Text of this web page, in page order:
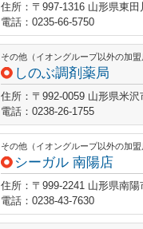
住所：〒997-1316 山形県東
電話：0235-66-5750
その他（イオングループ以外の加盟
しのぶ調剤薬局
住所：〒992-0059 山形県米沢
電話：0238-26-1755
その他（イオングループ以外の加盟
シーガル 南陽店
住所：〒999-2241 山形県南陽
電話：0238-43-7630